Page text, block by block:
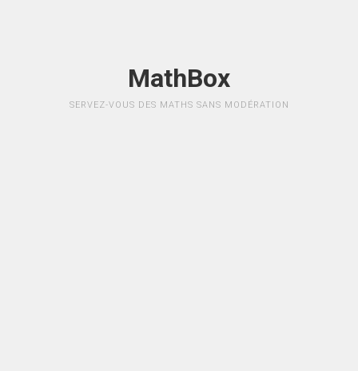
MathBox
SERVEZ-VOUS DES MATHS SANS MODÉRATION